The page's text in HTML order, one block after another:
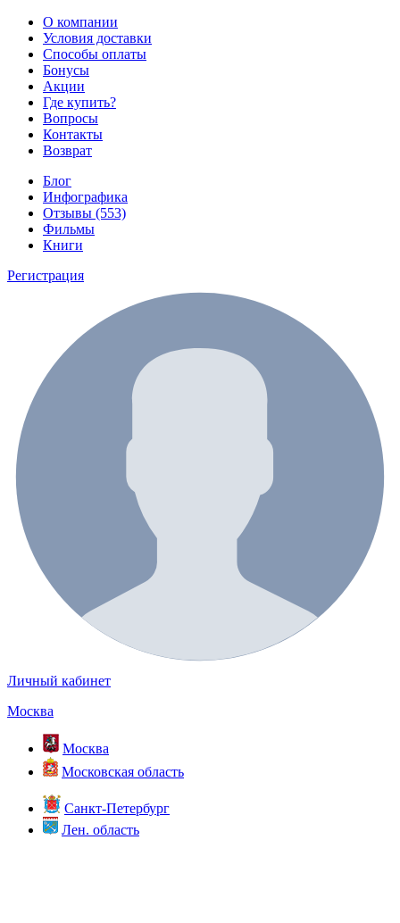
О компании
Условия доставки
Способы оплаты
Бонусы
Акции
Где купить?
Вопросы
Контакты
Возврат
Блог
Инфографика
Отзывы (553)
Фильмы
Книги
Регистрация
Личный кабинет
Москва
Москва
Московская область
Санкт-Петербург
Лен. область